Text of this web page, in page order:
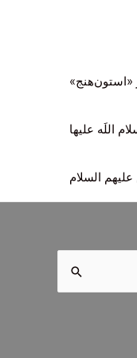
«استون‌هنج»
اللَه علیها
السلام